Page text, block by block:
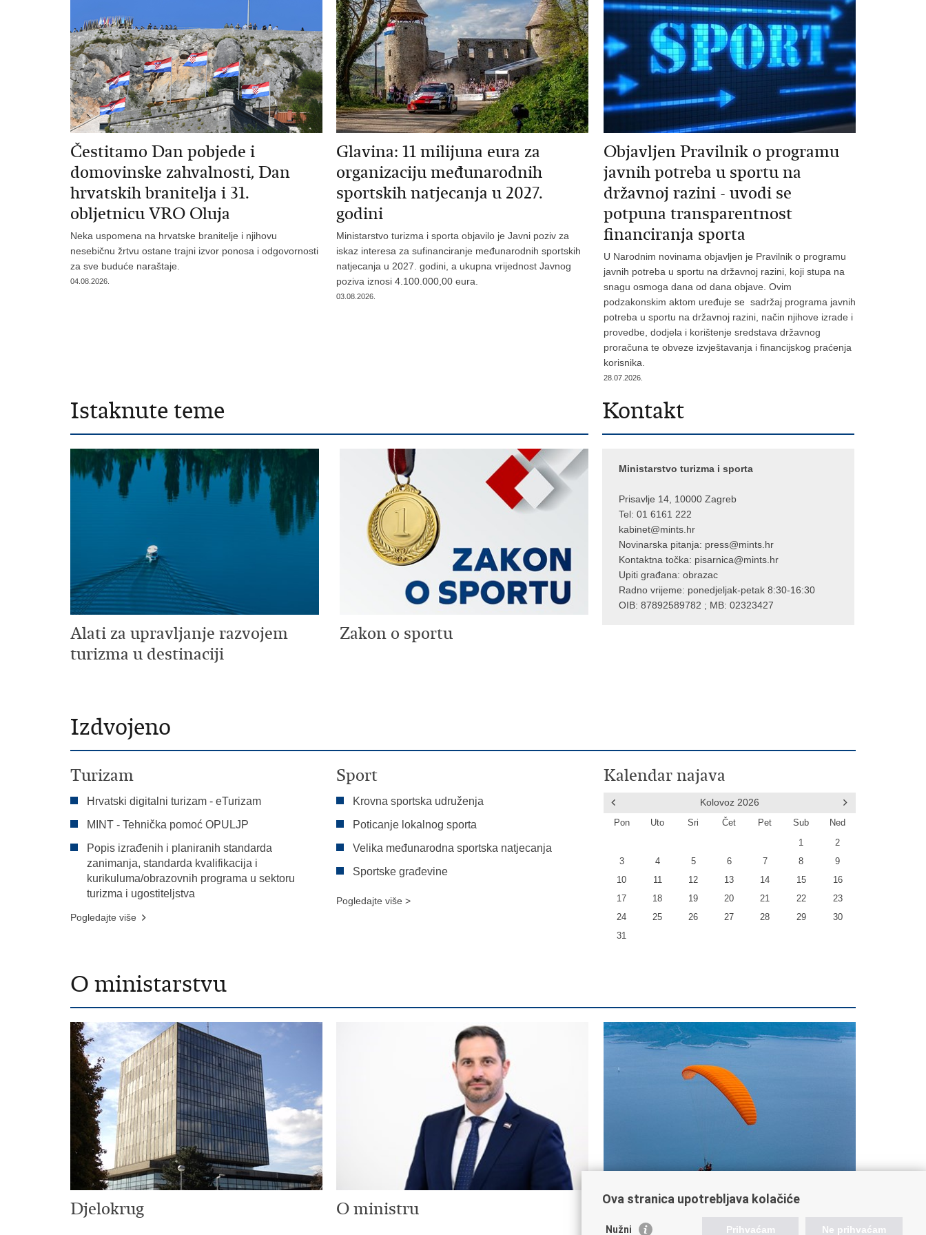
Čestitamo Dan pobjede i
domovinske zahvalnosti, Dan
hrvatskih branitelja i 31.
obljetnicu VRO Oluja
Neka uspomena na hrvatske branitelje i njihovu
nesebičnu žrtvu ostane trajni izvor ponosa i odgovornosti
za sve buduće naraštaje.
04.08.2026.
Glavina: 11 milijuna eura za
organizaciju međunarodnih
sportskih natjecanja u 2027.
godini
Ministarstvo turizma i sporta objavilo je Javni poziv za
iskaz interesa za sufinanciranje međunarodnih sportskih
natjecanja u 2027. godini, a ukupna vrijednost Javnog
poziva iznosi 4.100.000,00 eura.
03.08.2026.
Objavljen Pravilnik o programu
javnih potreba u sportu na
državnoj razini - uvodi se
potpuna transparentnost
financiranja sporta
U Narodnim novinama objavljen je Pravilnik o programu
javnih potreba u sportu na državnoj razini, koji stupa na
snagu osmoga dana od dana objave. Ovim
podzakonskim aktom uređuje se sadržaj programa javnih
potreba u sportu na državnoj razini, način njihove izrade i
provedbe, dodjela i korištenje sredstava državnog
proračuna te obveze izvještavanja i financijskog praćenja
korisnika.
28.07.2026.
Istaknute teme
Alati za upravljanje razvojem
turizma u destinaciji
Zakon o sportu
Kontakt
Ministarstvo turizma i sporta
Prisavlje 14, 10000 Zagreb
Tel: 01 6161 222
kabinet@mints.hr
Novinarska pitanja: press@mints.hr
Kontaktna točka: pisarnica@mints.hr
Upiti građana: obrazac
Radno vrijeme: ponedjeljak-petak 8:30-16:30
OIB: 87892589782 ; MB: 02323427
Izdvojeno
Turizam
Hrvatski digitalni turizam - eTurizam
MINT - Tehnička pomoć OPULJP
Popis izrađenih i planiranih standarda
zanimanja, standarda kvalifikacija i
kurikuluma/obrazovnih programa u sektoru
turizma i ugostiteljstva
Pogledajte više
Sport
Krovna sportska udruženja
Poticanje lokalnog sporta
Velika međunarodna sportska natjecanja
Sportske građevine
Pogledajte više >
Kalendar najava
Kolovoz 2026
Pon Uto Sri Čet Pet Sub Ned
1
2
3
4 5 6 7 8
9
10
11 12 13 14 15
16
17
18 19 20 21 22
23
24
25 26 27 28 29
30
31
O ministarstvu
Djelokrug O ministru Pratite nas
Ova stranica upotrebljava kolačiće
Nužni Prihvaćam Ne prihvaćam